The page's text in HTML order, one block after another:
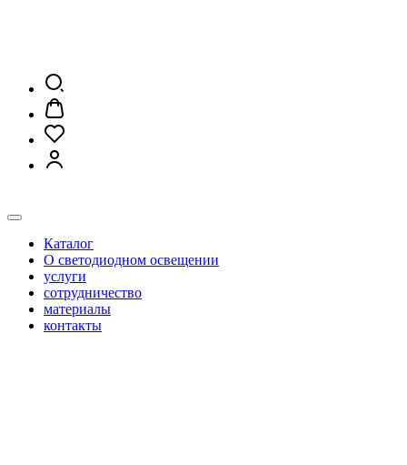
Каталог
О светодиодном освещении
услуги
сотрудничество
материалы
контакты